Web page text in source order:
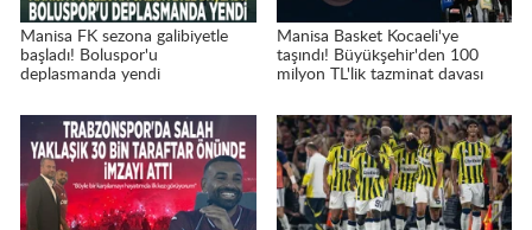
Manisa FK sezona galibiyetle
başladı! Boluspor'u
deplasmanda yendi
Manisa Basket Kocaeli'ye
taşındı! Büyükşehir'den 100
milyon TL'lik tazminat davası